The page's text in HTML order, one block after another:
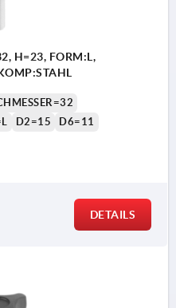
H=23, FORM:L,
D2=15
D6=11
DETAILS